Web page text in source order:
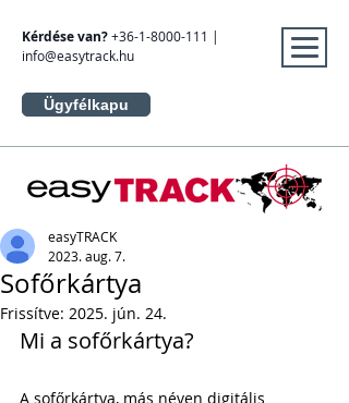
Kérdése van?+36-1-8000-111 |
info@easytrack.hu
Ügyfélkapu
Sofőrkártya
easyTRACK
2023. aug. 7.
Frissítve: 2025. jún. 24.
Mi a sofőrkártya?
A sofőrkártya, más néven digitális